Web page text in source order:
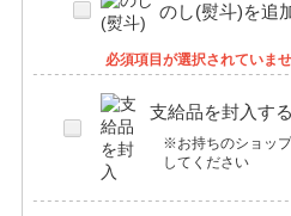
のし(熨斗)を追
必須項目が選択されていませ
支給品を封入する
※お持ちのショッ
してください